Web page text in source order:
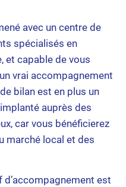
avec un centre de
spécialisés en
et capable de vous
vrai accompagnement
bilan est en plus un
auprès des
car vous bénéficierez
marché local et des
est